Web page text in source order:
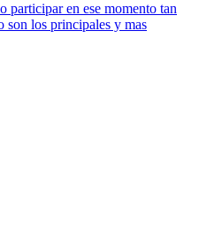
en ese momento tan
son los principales y mas